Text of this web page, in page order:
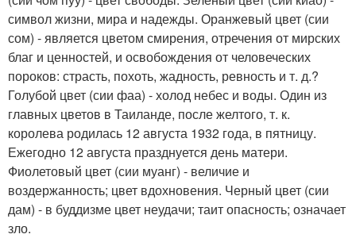
символ жизни, мира и надежды. Оранжевый цвет (сии
сом) - является цветом смирения, отречения от мирских
благ и ценностей, и освобождения от человеческих
пороков: страсть, похоть, жадность, ревность и т. д.?
Голубой цвет (сии фаа) - холод небес и воды. Один из
главных цветов в Таиланде, после желтого, т. к.
королева родилась 12 августа 1932 года, в пятницу.
Ежегодно 12 августа празднуется день матери.
Фиолетовый цвет (сии муанг) - величие и
воздержанность; цвет вдохновения. Черный цвет (сии
дам) - в буддизме цвет неудачи; таит опасность; означает
зло.